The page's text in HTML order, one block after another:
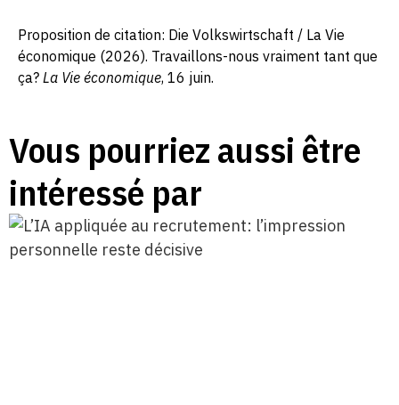
Proposition de citation: Die Volkswirtschaft / La Vie
économique (2026). Travaillons-nous vraiment tant que
ça? La Vie économique, 16 juin.
Vous pourriez aussi être
intéressé par